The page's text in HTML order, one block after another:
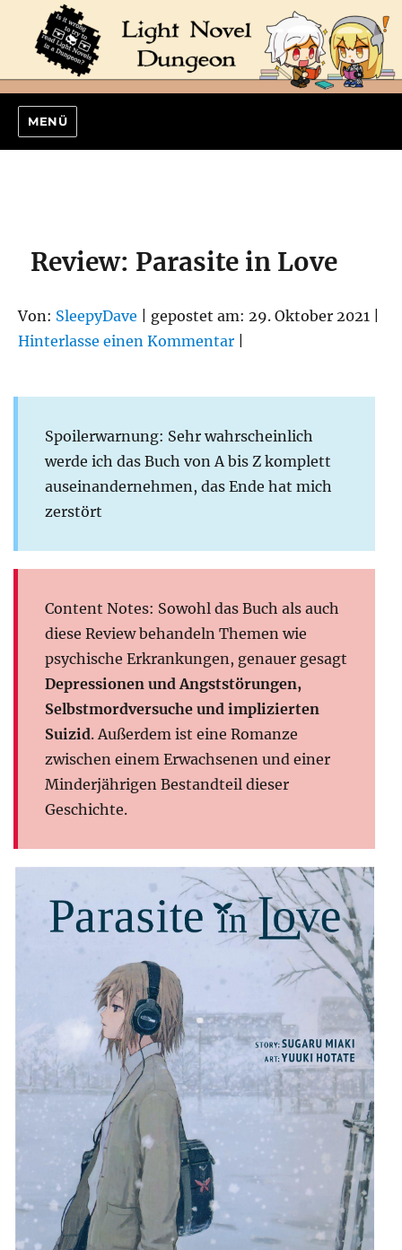
MENÜ
Review: Parasite in Love
Von: SleepyDave | gepostet am: 29. Oktober 2021 |
Hinterlasse einen Kommentar
Spoilerwarnung: Sehr wahrscheinlich
werde ich das Buch von A bis Z komplett
auseinandernehmen, das Ende hat mich
zerstört
Content Notes: Sowohl das Buch als auch
diese Review behandeln Themen wie
psychische Erkrankungen, genauer gesagt
Depressionen und Angststörungen,
Selbstmordversuche und implizierten
Suizid. Außerdem ist eine Romanze
zwischen einem Erwachsenen und einer
Minderjährigen Bestandteil dieser
Geschichte.